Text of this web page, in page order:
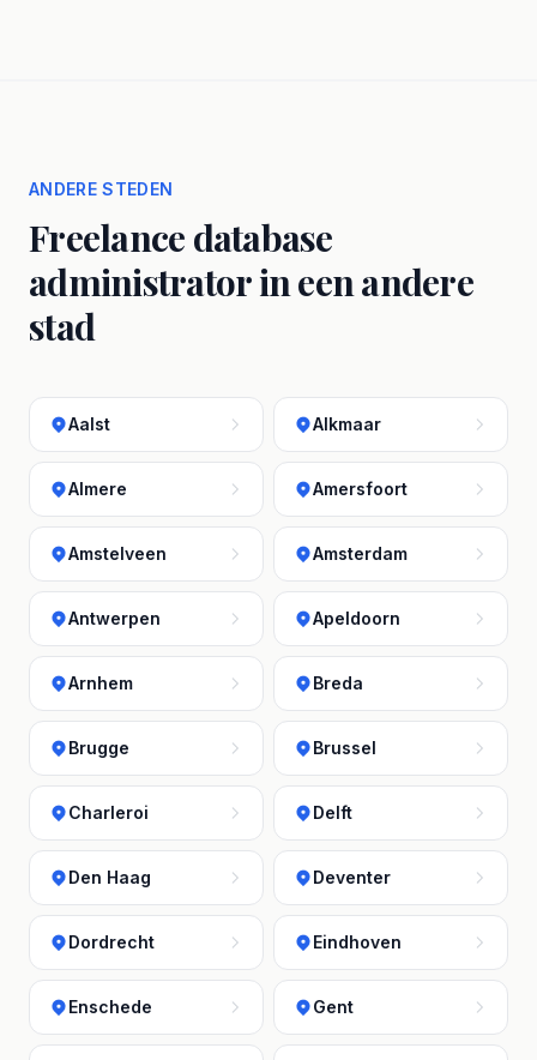
ANDERE STEDEN
Freelance database
administrator in een andere
stad
Aalst Alkmaar
Almere Amersfoort
Amstelveen Amsterdam
Antwerpen Apeldoorn
Arnhem Breda
Brugge Brussel
Charleroi Delft
Den Haag Deventer
Dordrecht Eindhoven
Enschede Gent